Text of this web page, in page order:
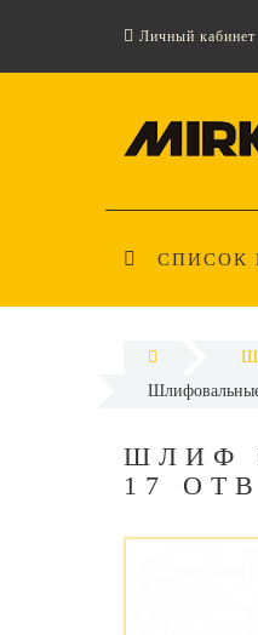
Личный кабинет
СПИСОК
ШЛИФ
17